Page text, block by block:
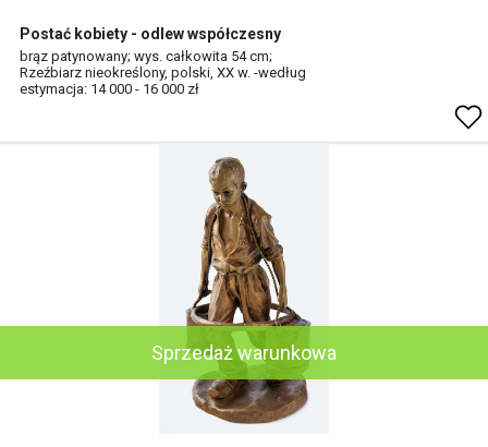
Postać kobiety - odlew współczesny
brąz patynowany; wys. całkowita 54 cm;
Rzeźbiarz nieokreślony, polski, XX w. -według
estymacja: 14 000 - 16 000 zł
Sprzedaż warunkowa